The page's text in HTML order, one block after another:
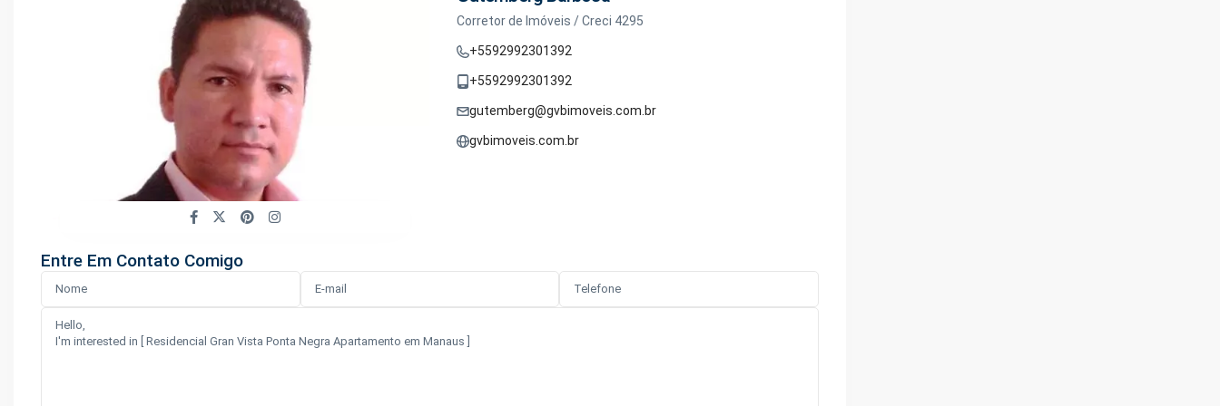
Corretor de Imóveis / Creci 4295
+5592992301392
+5592992301392
gutemberg@gvbimoveis.com.br
gvbimoveis.com.br
Entre Em Contato Comigo